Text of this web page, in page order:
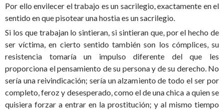
Por ello envilecer el trabajo es un sacrilegio, exactamente en el
sentido en que pisotear una hostia es un sacrilegio.
Si los que trabajan lo sintieran, si sintieran que, por el hecho de
ser víctima, en cierto sentido también son los cómplices, su
resistencia tomaría un impulso diferente del que les
proporciona el pensamiento de su persona y de su derecho. No
sería una reivindicación; sería un alzamiento de todo el ser por
completo, feroz y desesperado, como el de una chica a quien se
quisiera forzar a entrar en la prostitución; y al mismo tiempo